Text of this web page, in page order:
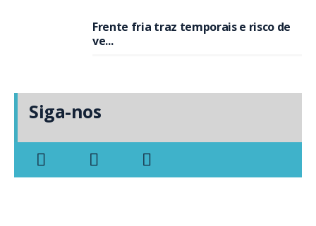
Frente fria traz temporais e risco de
ve...
Siga-nos